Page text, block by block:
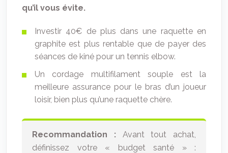
qu’il vous évite.
Investir 40€ de plus dans une raquette en
graphite est plus rentable que de payer des
séances de kiné pour un tennis elbow.
Un cordage multifilament souple est la
meilleure assurance pour le bras d’un joueur
loisir, bien plus qu’une raquette chère.
Recommandation :Avant tout achat,
définissez votre « budget santé » :